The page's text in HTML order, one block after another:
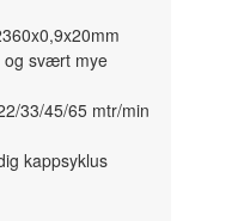
og svært mye
33/45/65 mtr/min
kappsyklus